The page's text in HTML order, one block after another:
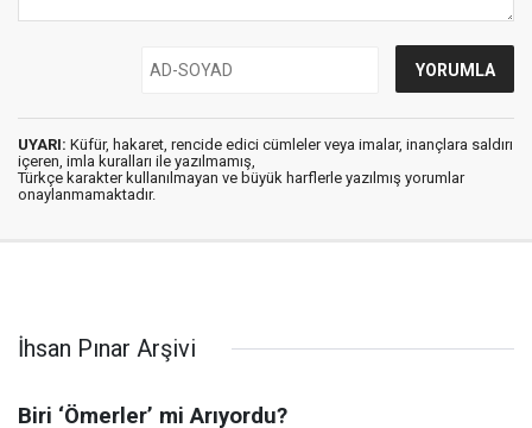
UYARI: Küfür, hakaret, rencide edici cümleler veya imalar, inançlara saldırı
içeren, imla kuralları ile yazılmamış,
Türkçe karakter kullanılmayan ve büyük harflerle yazılmış yorumlar
onaylanmamaktadır.
İhsan Pınar Arşivi
Biri ‘Ömerler’ mi Arıyordu?